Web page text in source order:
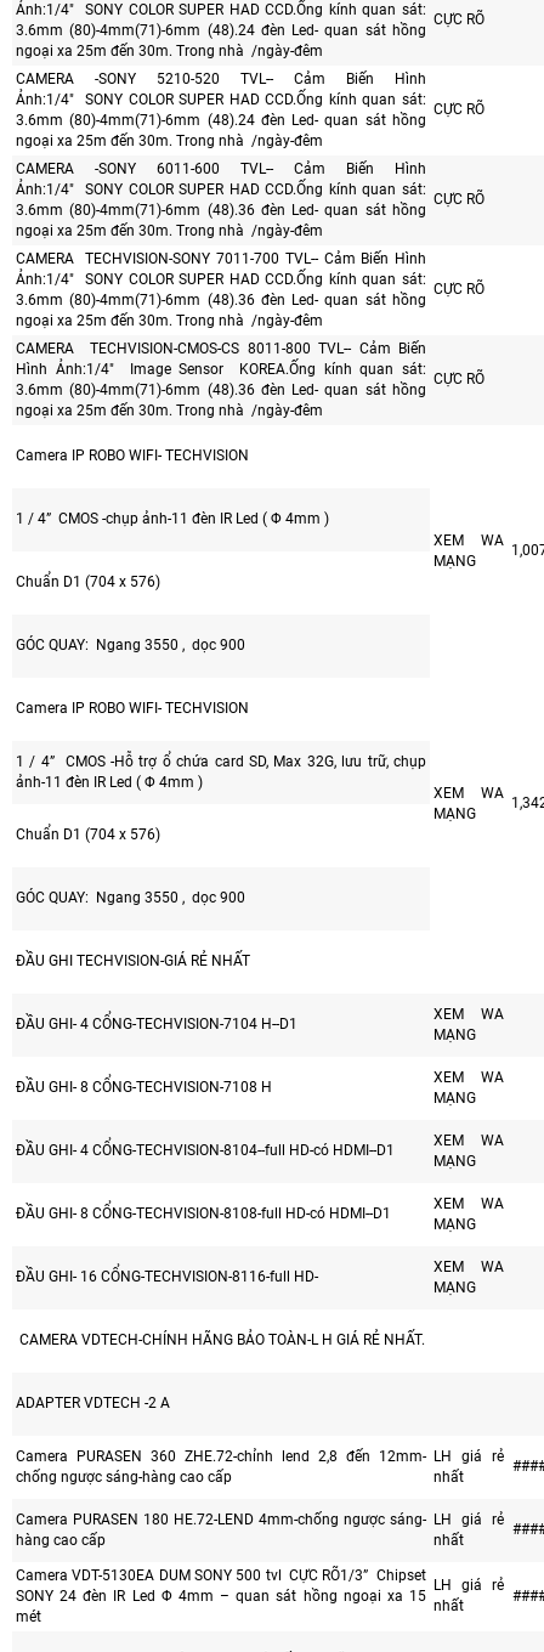
Ảnh:1/4" SONY COLOR SUPER HAD CCD.Ống kính quan sát:
3.6mm (80)-4mm(71)-6mm (48).24 đèn Led- quan sát hồng
ngoại xa 25m đến 30m. Trong nhà /ngày-đêm
CỰC RÕ
CAMERA -SONY 5210-520 TVL-- Cảm Biến Hình
Ảnh:1/4" SONY COLOR SUPER HAD CCD.Ống kính quan sát:
3.6mm (80)-4mm(71)-6mm (48).24 đèn Led- quan sát hồng
ngoại xa 25m đến 30m. Trong nhà /ngày-đêm
CỰC RÕ
CAMERA -SONY 6011-600 TVL-- Cảm Biến Hình
Ảnh:1/4" SONY COLOR SUPER HAD CCD.Ống kính quan sát:
3.6mm (80)-4mm(71)-6mm (48).36 đèn Led- quan sát hồng
ngoại xa 25m đến 30m. Trong nhà /ngày-đêm
CỰC RÕ
CAMERA TECHVISION-SONY 7011-700 TVL-- Cảm Biến Hình
Ảnh:1/4" SONY COLOR SUPER HAD CCD.Ống kính quan sát:
3.6mm (80)-4mm(71)-6mm (48).36 đèn Led- quan sát hồng
ngoại xa 25m đến 30m. Trong nhà /ngày-đêm
CỰC RÕ
CAMERA TECHVISION-CMOS-CS 8011-800 TVL-- Cảm Biến
Hình Ảnh:1/4" Image Sensor KOREA.Ống kính quan sát:
3.6mm (80)-4mm(71)-6mm (48).36 đèn Led- quan sát hồng
ngoại xa 25m đến 30m. Trong nhà /ngày-đêm
CỰC RÕ
Camera IP ROBO WIFI- TECHVISION
XEM WA
MẠNG
1 / 4” CMOS -chụp ảnh-11 đèn IR Led ( Φ 4mm )
Chuẩn D1 (704 x 576)
GÓC QUAY: Ngang 3550 , dọc 900
Camera IP ROBO WIFI- TECHVISION
XEM WA
MẠNG
1 / 4” CMOS -Hỗ trợ ổ chứa card SD, Max 32G, lưu trữ, chụp
ảnh-11 đèn IR Led ( Φ 4mm )
Chuẩn D1 (704 x 576)
GÓC QUAY: Ngang 3550 , dọc 900
ĐẦU GHI TECHVISION-GIÁ RẺ NHẤT
ĐẦU GHI- 4 CỔNG-TECHVISION-7104 H--D1
XEM WA
MẠNG
ĐẦU GHI- 8 CỔNG-TECHVISION-7108 H
XEM WA
MẠNG
ĐẦU GHI- 4 CỔNG-TECHVISION-8104--full HD-có HDMI--D1
XEM WA
MẠNG
ĐẦU GHI- 8 CỔNG-TECHVISION-8108-full HD-có HDMI--D1
XEM WA
MẠNG
ĐẦU GHI- 16 CỔNG-TECHVISION-8116-full HD-
XEM WA
MẠNG
CAMERA VDTECH-CHÍNH HÃNG BẢO TOÀN-L H GIÁ RẺ NHẤT.
ADAPTER VDTECH -2 A
Camera PURASEN 360 ZHE.72-chỉnh lend 2,8 đến 12mm-
chống ngược sáng-hàng cao cấp
LH giá rẻ
nhất
Camera PURASEN 180 HE.72-LEND 4mm-chống ngược sáng-
hàng cao cấp
LH giá rẻ
nhất
Camera VDT-5130EA DUM SONY 500 tvl CỰC RÕ1/3” Chipset
SONY 24 đèn IR Led Φ 4mm – quan sát hồng ngoại xa 15
mét
LH giá rẻ
nhất